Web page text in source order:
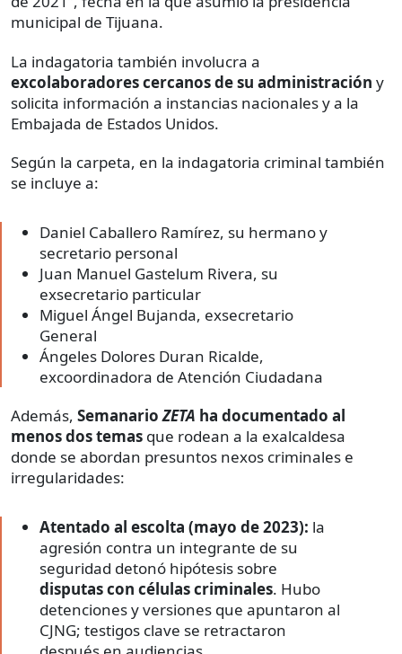
municipal de Tijuana.
La indagatoria también involucra a
excolaboradores cercanos de su administración y
solicita información a instancias nacionales y a la
Embajada de Estados Unidos.
Según la carpeta, en la indagatoria criminal también
se incluye a:
Daniel Caballero Ramírez, su hermano y
secretario personal
Juan Manuel Gastelum Rivera, su
exsecretario particular
Miguel Ángel Bujanda, exsecretario
General
Ángeles Dolores Duran Ricalde,
excoordinadora de Atención Ciudadana
Además, SemanarioZETA ha documentado al
menos dos temas que rodean a la exalcaldesa
donde se abordan presuntos nexos criminales e
irregularidades:
Atentado al escolta (mayo de 2023): la
agresión contra un integrante de su
seguridad detonó hipótesis sobre
disputas con células criminales. Hubo
detenciones y versiones que apuntaron al
CJNG; testigos clave se retractaron